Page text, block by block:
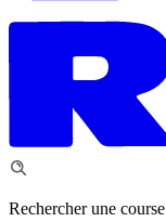
Rechercher une course